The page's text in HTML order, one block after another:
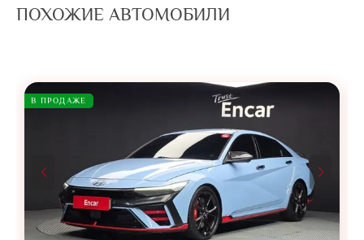
ПОХОЖИЕ АВТОМОБИЛИ
В ПРОДАЖЕ